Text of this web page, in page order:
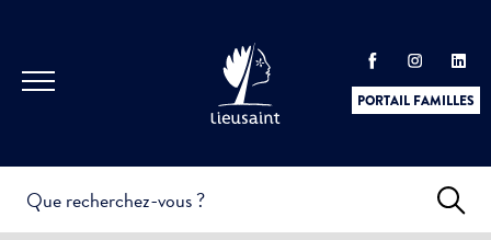
PORTAIL FAMILLES